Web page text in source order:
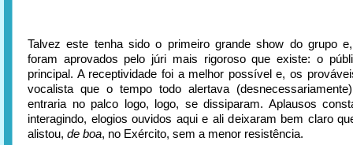
Talvez este tenha sido o primeiro grande show do grupo
foram aprovados pelo júri mais rigoroso que existe: o
principal. A receptividade foi a melhor possível e, os
vocalista que o tempo todo alertava
entraria no palco logo, logo, se dissiparam. Aplausos
interagindo, elogios ouvidos aqui e ali deixaram bem claro
alistou, de boa, no Exército, sem a menor resistência.